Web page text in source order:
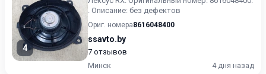
4
. Описание: без дефектов
Ориг. номера8616048400
ssavto.by
7 отзывов
Минск
4 дня назад